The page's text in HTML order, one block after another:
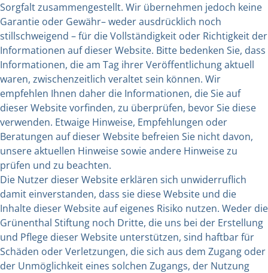
Sorgfalt zusammengestellt. Wir übernehmen jedoch keine
Garantie oder Gewähr– weder ausdrücklich noch
stillschweigend – für die Vollständigkeit oder Richtigkeit der
Informationen auf dieser Website. Bitte bedenken Sie, dass
Informationen, die am Tag ihrer Veröffentlichung aktuell
waren, zwischenzeitlich veraltet sein können. Wir
empfehlen Ihnen daher die Informationen, die Sie auf
dieser Website vorfinden, zu überprüfen, bevor Sie diese
verwenden. Etwaige Hinweise, Empfehlungen oder
Beratungen auf dieser Website befreien Sie nicht davon,
unsere aktuellen Hinweise sowie andere Hinweise zu
prüfen und zu beachten.
Die Nutzer dieser Website erklären sich unwiderruflich
damit einverstanden, dass sie diese Website und die
Inhalte dieser Website auf eigenes Risiko nutzen. Weder die
Grünenthal Stiftung noch Dritte, die uns bei der Erstellung
und Pflege dieser Website unterstützen, sind haftbar für
Schäden oder Verletzungen, die sich aus dem Zugang oder
der Unmöglichkeit eines solchen Zugangs, der Nutzung